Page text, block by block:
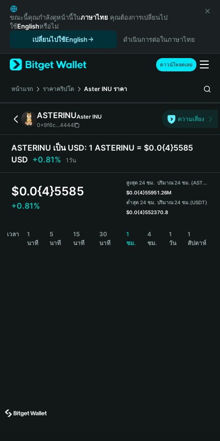
English
日本語
Tiếng Việt
Español (Latinoamérica)
Türkçe
Français
Deutsch
简体中文
繁體中文
Português (Portugal)
Bahasa Indonesia
ภาษาไทย
हिन्दी
Español
Português (Brasil)
ขณะนี้คุณกำลังดูหน้านี้ในภาษาไทย คุณต้องการเปลี่ยนไป
ใช้Englishหรือไม่
เปลี่ยนไปใช้English
ดำเนินการต่อในภาษาไทย
ดาวน์โหลดเลย
หน้าแรก ราคาคริปโต Aster INU ราคา
ASTERINUAster INU
0x9f6c...4444
ความเสี่ยง
ASTERINU เป็น USD: 1 ASTERINU = $0.0{4}5585
USD +0.81% 1วัน
$0.0{4}5585
+0.81%
สูงสุด 24 ชม.
$0.0{4}5595
ต่ำสุด 24 ชม.
$0.0{4}5523
ปริมาณ 24 ชม. (ASTERINU)
1.26M
ปริมาณ 24 ชม.(USDT)
70.8
เวลา
1
นาที
5
นาที
15
นาที
30
นาที
1
ชม.
4
ชม.
1
วัน
1
สัปดาห์